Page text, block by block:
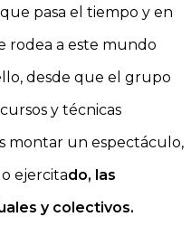
pasa el tiempo y en
rodea a este mundo
desde que el grupo
y técnicas
montar un espectáculo,
ejercitado, las
y colectivos.